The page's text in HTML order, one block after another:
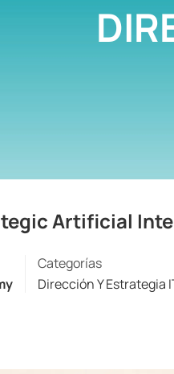
Artificial
Categorías
Dirección Y Estrategia